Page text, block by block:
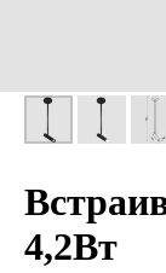
4,2Вт